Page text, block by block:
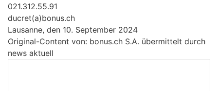
021.312.55.91
ducret(a)bonus.ch
Lausanne, den 10. September 2024
Original-Content von: bonus.ch S.A. übermittelt durch
news aktuell